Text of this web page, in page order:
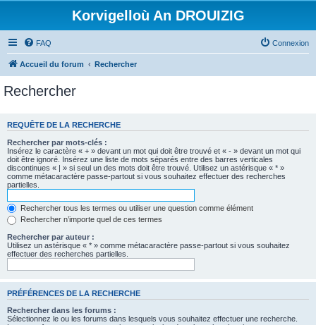
Korvigelloù An DROUIZIG
FAQ Connexion
Accueil du forum Rechercher
Rechercher
REQUÊTE DE LA RECHERCHE
Rechercher par mots-clés :
Insérez le caractère « + » devant un mot qui doit être trouvé et « - » devant un mot qui
doit être ignoré. Insérez une liste de mots séparés entre des barres verticales
discontinues « | » si seul un des mots doit être trouvé. Utilisez un astérisque « * »
comme métacaractère passe-partout si vous souhaitez effectuer des recherches
partielles.
Rechercher tous les termes ou utiliser une question comme élément
Rechercher n’importe quel de ces termes
Rechercher par auteur :
Utilisez un astérisque « * » comme métacaractère passe-partout si vous souhaitez
effectuer des recherches partielles.
PRÉFÉRENCES DE LA RECHERCHE
Rechercher dans les forums :
Sélectionnez le ou les forums dans lesquels vous souhaitez effectuer une recherche.